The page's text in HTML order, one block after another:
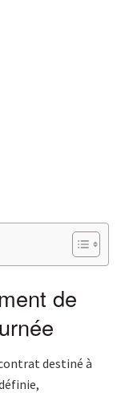
de
destiné à